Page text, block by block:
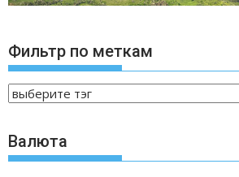
Фильтр по меткам
Валюта